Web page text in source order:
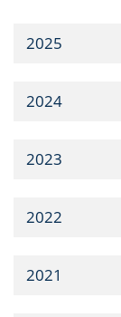
2025
2024
2023
2022
2021